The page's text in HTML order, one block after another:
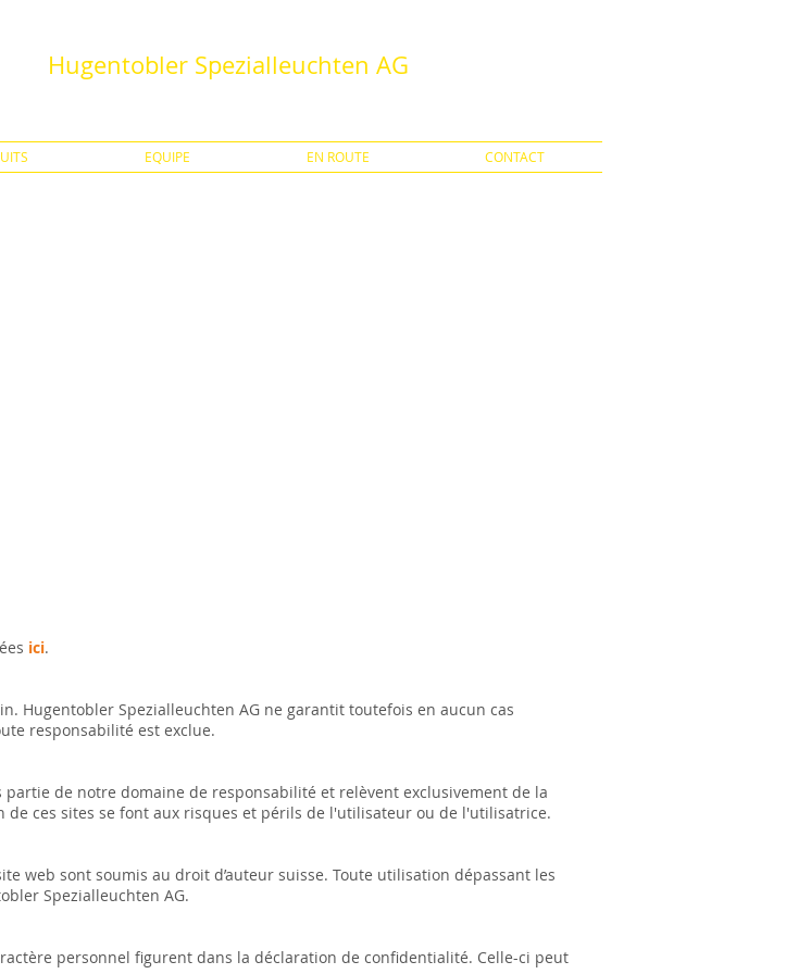
Hugentobler Spezialleuchten AG
EQUIPE EN ROUTE CONTACT
ici.
Hugentobler Spezialleuchten AG ne garantit toutefois en aucun cas
responsabilité est exclue.
de notre domaine de responsabilité et relèvent exclusivement de la
ces sites se font aux risques et périls de l'utilisateur ou de l'utilisatrice.
web sont soumis au droit d’auteur suisse. Toute utilisation dépassant les
Spezialleuchten AG.
personnel figurent dans la déclaration de confidentialité. Celle-ci peut